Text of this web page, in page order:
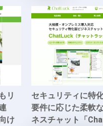
リ
け
セキュリティに特
要件に応じた柔軟
ネスチャット「